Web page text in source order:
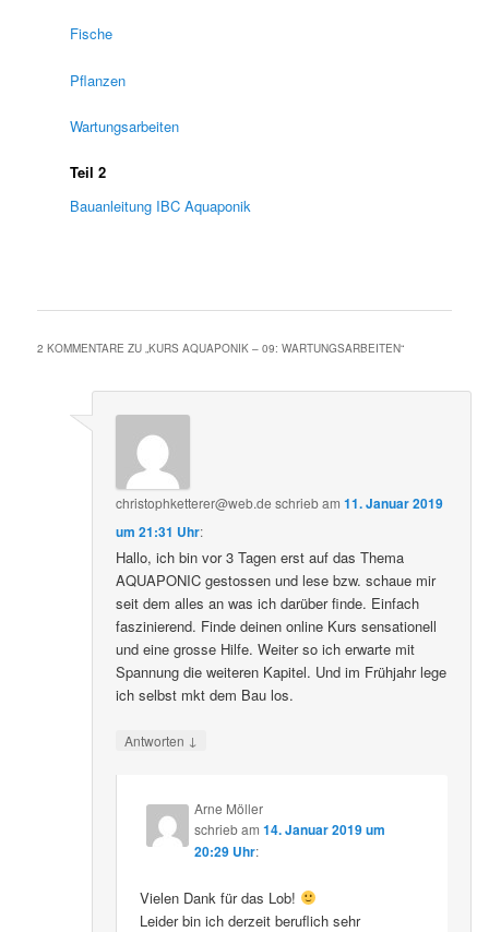
Fische
Pflanzen
Wartungsarbeiten
Teil 2
Bauanleitung IBC Aquaponik
2 KOMMENTARE ZU „KURS AQUAPONIK – 09: WARTUNGSARBEITEN“
christophketterer@web.de schriebam11. Januar 2019
um 21:31 Uhr:
Hallo, ich bin vor 3 Tagen erst auf das Thema
AQUAPONIC gestossen und lese bzw. schaue mir
seit dem alles an was ich darüber finde. Einfach
faszinierend. Finde deinen online Kurs sensationell
und eine grosse Hilfe. Weiter so ich erwarte mit
Spannung die weiteren Kapitel. Und im Frühjahr lege
ich selbst mkt dem Bau los.
Antworten ↓
Arne Möller
schriebam14. Januar 2019 um
20:29 Uhr:
Vielen Dank für das Lob!
Leider bin ich derzeit beruflich sehr